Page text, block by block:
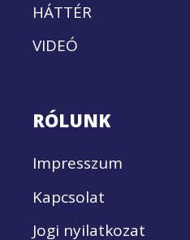
HÁTTÉR
VIDEÓ
RÓLUNK
Impresszum
Kapcsolat
Jogi nyilatkozat